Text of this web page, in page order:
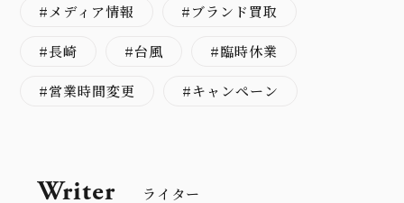
メディア情報 ブランド買取
長崎 台風 臨時休業
営業時間変更 キャンペーン
Writer ライター